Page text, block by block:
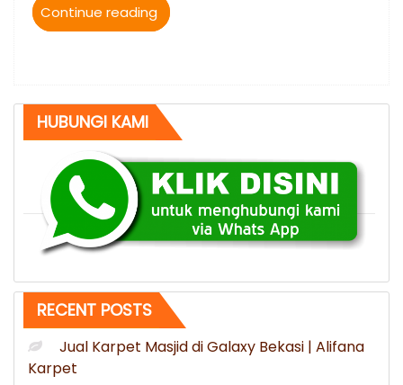
Continue reading“0812-
9518-
Karpet
Mesjid
Gorontalo
Gorontalo
Murah”
HUBUNGI KAMI
RECENT POSTS
Jual Karpet Masjid di Galaxy Bekasi | Alifana
Karpet